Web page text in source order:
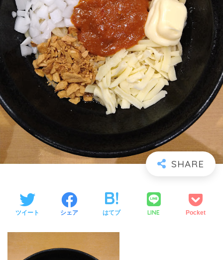
ツイート シェア はてブ LINE Pocket